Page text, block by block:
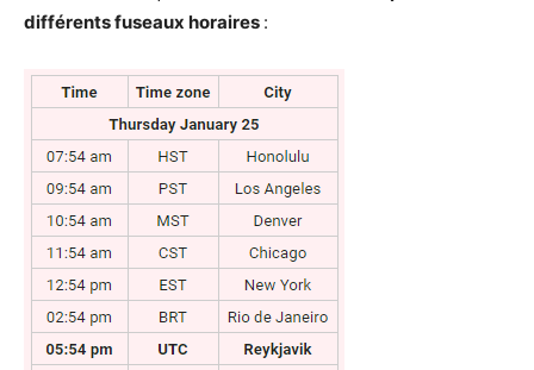
différents fuseaux horaires :